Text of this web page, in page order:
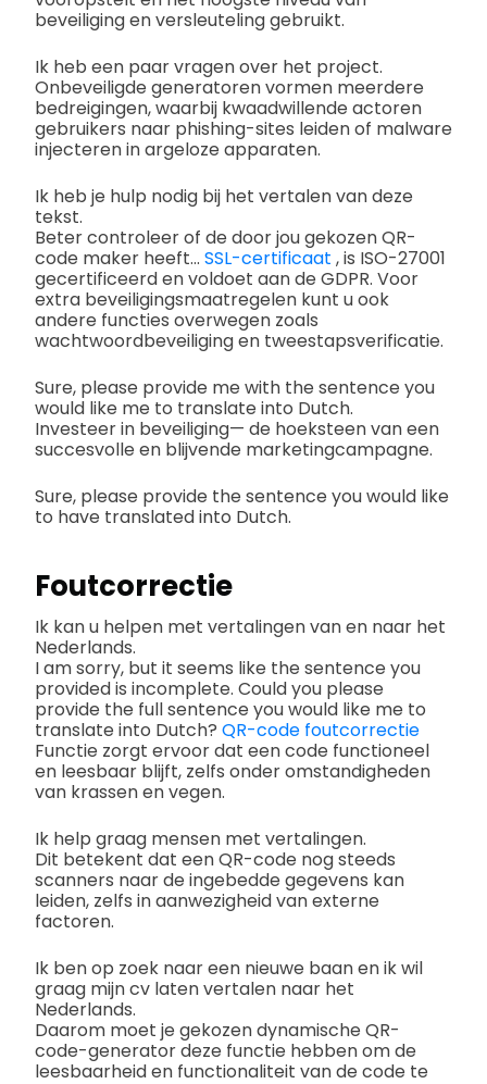
beveiliging en versleuteling gebruikt.
Ik heb een paar vragen over het project.
Onbeveiligde generatoren vormen meerdere
bedreigingen, waarbij kwaadwillende actoren
gebruikers naar phishing-sites leiden of malware
injecteren in argeloze apparaten.
Ik heb je hulp nodig bij het vertalen van deze
tekst.
Beter controleer of de door jou gekozen QR-
code maker heeft... SSL-certificaat , is ISO-27001
gecertificeerd en voldoet aan de GDPR. Voor
extra beveiligingsmaatregelen kunt u ook
andere functies overwegen zoals
wachtwoordbeveiliging en tweestapsverificatie.
Sure, please provide me with the sentence you
would like me to translate into Dutch.
Investeer in beveiliging— de hoeksteen van een
succesvolle en blijvende marketingcampagne.
Sure, please provide the sentence you would like
to have translated into Dutch.
Foutcorrectie
Ik kan u helpen met vertalingen van en naar het
Nederlands.
I am sorry, but it seems like the sentence you
provided is incomplete. Could you please
provide the full sentence you would like me to
translate into Dutch? QR-code foutcorrectie
Functie zorgt ervoor dat een code functioneel
en leesbaar blijft, zelfs onder omstandigheden
van krassen en vegen.
Ik help graag mensen met vertalingen.
Dit betekent dat een QR-code nog steeds
scanners naar de ingebedde gegevens kan
leiden, zelfs in aanwezigheid van externe
factoren.
Ik ben op zoek naar een nieuwe baan en ik wil
graag mijn cv laten vertalen naar het
Nederlands.
Daarom moet je gekozen dynamische QR-
code-generator deze functie hebben om de
leesbaarheid en functionaliteit van de code te